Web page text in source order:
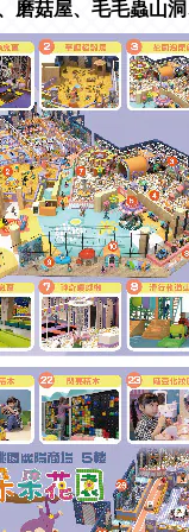
磨菇屋、毛毛蟲山